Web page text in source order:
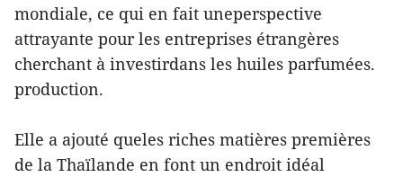
mondiale, ce qui en fait uneperspective
attrayante pour les entreprises étrangères
cherchant à investirdans les huiles parfumées.
production.
Elle a ajouté queles riches matières premières
de la Thaïlande en font un endroit idéal